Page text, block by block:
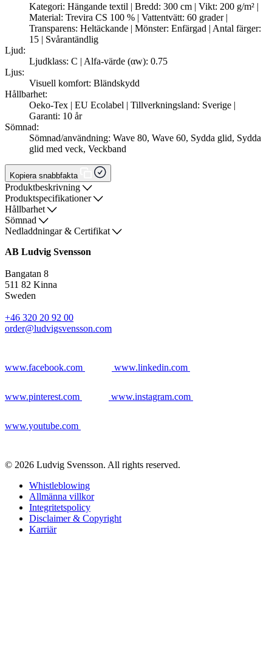
Kategori: Hängande textil | Bredd: 300 cm | Vikt: 200 g/m² |
Material: Trevira CS 100 % | Vattentvätt: 60 grader |
Transparens: Heltäckande | Mönster: Enfärgad | Antal färger:
15 | Svårantändlig
Ljud:
Ljudklass: C | Alfa-värde (αw): 0.75
Ljus:
Visuell komfort: Bländskydd
Hållbarhet:
Oeko-Tex | EU Ecolabel | Tillverkningsland: Sverige |
Garanti: 10 år
Sömnad:
Sömnad/användning: Wave 80, Wave 60, Sydda glid, Sydda
glid med veck, Veckband
Kopiera snabbfakta
Produktbeskrivning
Produktspecifikationer
Hållbarhet
Sömnad
Nedladdningar & Certifikat
AB Ludvig Svensson
Bangatan 8
511 82 Kinna
Sweden
+46 320 20 92 00
order@ludvigsvensson.com
www.facebook.com www.linkedin.com
www.pinterest.com www.instagram.com
www.youtube.com
© 2026 Ludvig Svensson. All rights reserved.
Whistleblowing
Allmänna villkor
Integritetspolicy
Disclaimer & Copyright
Karriär